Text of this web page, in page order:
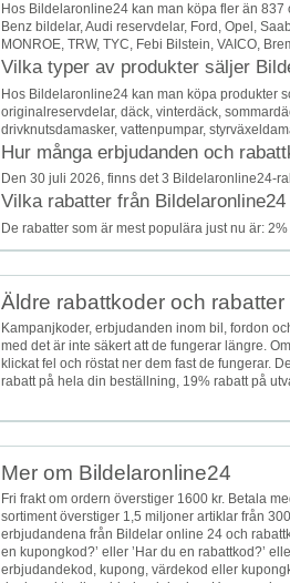
Hos Bildelaronline24 kan man köpa fler än
Benz bildelar, Audi reservdelar, Ford, Opel,
MONROE, TRW, TYC, Febi Bilstein, VAICO,
Vilka typer av produkter säljer
Hos Bildelaronline24 kan man köpa produkter
originalreservdelar, däck, vinterdäck,
drivknutsdamasker, vattenpumpar,
Hur många erbjudanden och
Den 30 juli 2026, finns det 3 Bildelaronline24-
Vilka rabatter från
De rabatter som är mest populära just nu är:
Äldre rabattkoder och
Kampanjkoder, erbjudanden inom bil, fordon
med det är inte säkert att de fungerar längre.
klickat fel och röstat ner dem fast de fungerar.
rabatt på hela din beställning, 19% rabatt på
Mer om Bildelaronline24
Fri frakt om ordern överstiger 1600 kr. Betala
sortiment överstiger 1,5 miljoner artiklar från
erbjudandena från Bildelar online 24 och
en kupongkod?’ eller ’Har du en rabattkod?’
erbjudandekod, kupong, värdekod eller